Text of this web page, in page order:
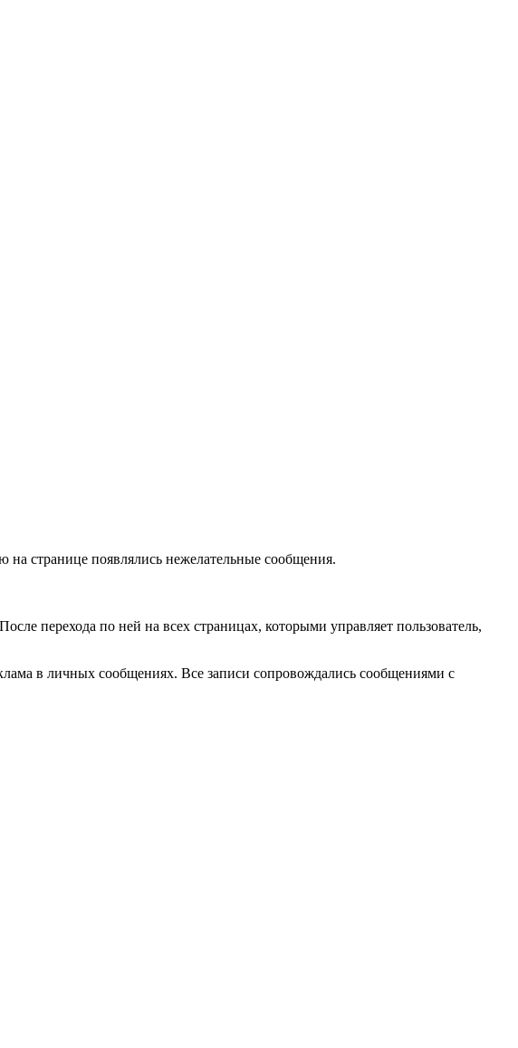
странице появлялись нежелательные сообщения.
перехода по ней на всех страницах, которыми управляет пользователь,
в личных сообщениях. Все записи сопровождались сообщениями с